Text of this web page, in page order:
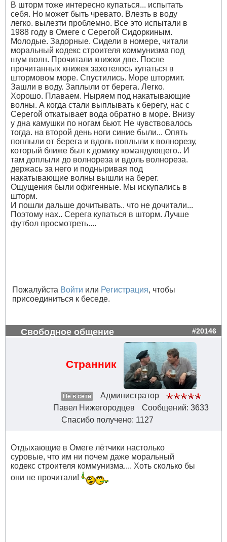
В шторм тоже интересно купаться... испытать
себя. Но может быть чревато. Влезть в воду
легко. вылезти проблемно. Все это испытали в
1988 году в Омеге с Серегой Сидоркиным.
Молодые. Задорные. Сидели в номере, читали
моральный кодекс строителя коммунизма под
шум волн. Прочитали книжки две. После
прочитанных книжек захотелось купаться в
штормовом море. Спустились. Море штормит.
Зашли в воду. Заплыли от берега. Легко.
Хорошо. Плаваем. Ныряем под накатывающие
волны. А когда стали выплывать к берегу, нас с
Серегой откатывает вода обратно в море. Внизу
у дна камушки по ногам бьют. Не чувствовалось
тогда. на второй день ноги синие были... Опять
поплыли от берега и вдоль поплыли к волнорезу,
который ближе был к домику командующего.. И
там доплыли до волнореза и вдоль волнореза.
держась за него и подныривая под
накатывающие волны вышли на берег.
Ощущения были офигенные. Мы искупались в
шторм.
И пошли дальше дочитывать.. что не дочитали...
Поэтому нах.. Серега купаться в шторм. Лучше
футбол просмотреть....
Пожалуйста Войти или Регистрация, чтобы
присоединиться к беседе.
Свободное общение #20146
Странник
Не в сети
Администратор
Павел Нижегородцев
Сообщений: 3633
Спасибо получено: 1127
Отдыхающие в Омеге лётчики настолько
суровые, что им ни почем даже моральный
кодекс строителя коммунизма.... Хоть сколько бы
они не прочитали!